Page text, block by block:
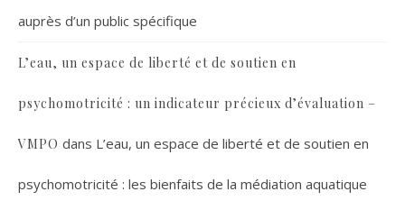
auprès d’un public spécifique
L’eau, un espace de liberté et de soutien en
psychomotricité : un indicateur précieux d’évaluation –
VMPO dans L’eau, un espace de liberté et de soutien en
psychomotricité : les bienfaits de la médiation aquatique